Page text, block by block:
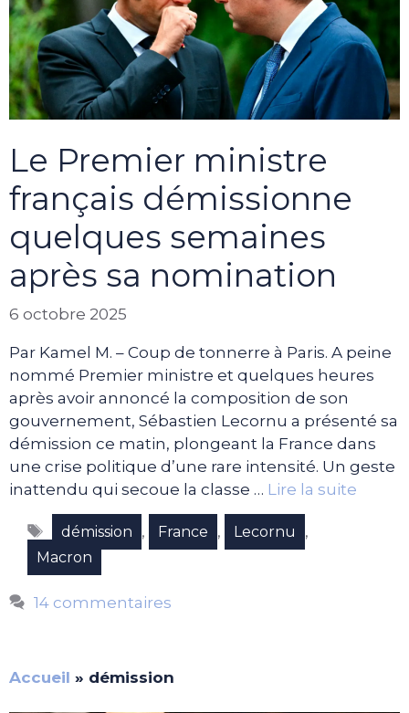
Le Premier ministre
français démissionne
quelques semaines
après sa nomination
6 octobre 2025
Par Kamel M. – Coup de tonnerre à Paris. A peine
nommé Premier ministre et quelques heures
après avoir annoncé la composition de son
gouvernement, Sébastien Lecornu a présenté sa
démission ce matin, plongeant la France dans
une crise politique d’une rare intensité. Un geste
inattendu qui secoue la classe … Lire la suite
Étiquettes
démission , France , Lecornu ,
Macron
14 commentaires
Accueil » démission